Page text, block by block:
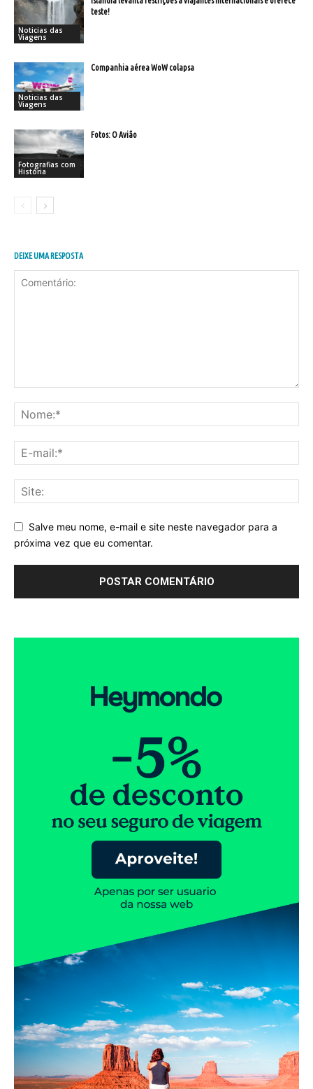
Noticias das
Viagens
teste!
Noticias das
Viagens
Companhia aérea WoW colapsa
Fotografias com
História
Fotos: O Avião
DEIXE UMA RESPOSTA
Salve meu nome, e-mail e site neste navegador para a
próxima vez que eu comentar.